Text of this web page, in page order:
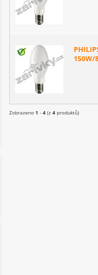
150W/
Zobrazeno 1 - 4 (z 4 produktů)